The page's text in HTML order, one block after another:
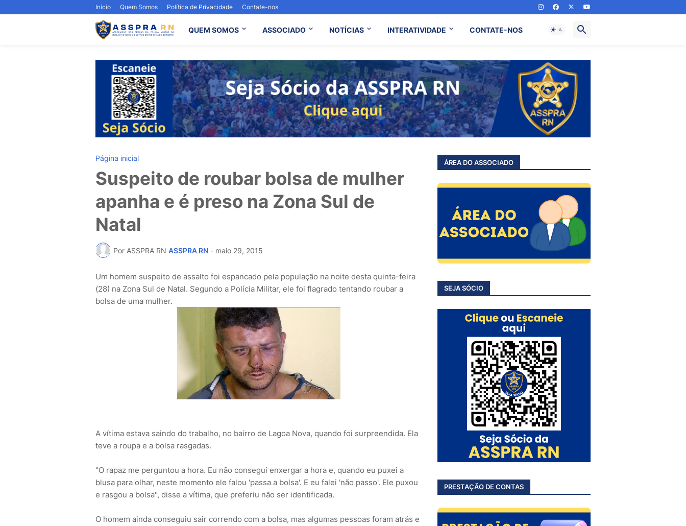
Início Quem Somos Política de Privacidade Contate-nos
QUEM SOMOS ASSOCIADO NOTÍCIAS INTERATIVIDADE CONTATE-NOS
Página inicial
Suspeito de roubar bolsa de mulher
apanha e é preso na Zona Sul de
Natal
Por ASSPRA RN ASSPRA RN - maio 29, 2015
Um homem suspeito de assalto foi espancado pela população na noite desta quinta-feira
(28) na Zona Sul de Natal. Segundo a Polícia Militar, ele foi flagrado tentando roubar a
bolsa de uma mulher.
A vítima estava saindo do trabalho, no bairro de Lagoa Nova, quando foi surpreendida. Ela
teve a roupa e a bolsa rasgadas.
"O rapaz me perguntou a hora. Eu não consegui enxergar a hora e, quando eu puxei a
blusa para olhar, neste momento ele falou 'passa a bolsa'. E eu falei 'não passo'. Ele puxou
e rasgou a bolsa", disse a vítima, que preferiu não ser identificada.
O homem ainda conseguiu sair correndo com a bolsa, mas algumas pessoas foram atrás e
ÁREA DO ASSOCIADO
SEJA SÓCIO
PRESTAÇÃO DE CONTAS